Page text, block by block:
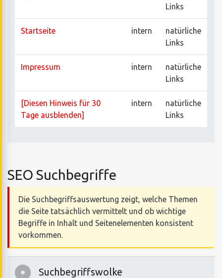
Links
Startseite intern
natürliche
Links
Impressum intern
natürliche
Links
[Diesen Hinweis für 30
Tage ausblenden]
intern
natürliche
Links
SEO Suchbegriffe
Die Suchbegriffsauswertung zeigt, welche Themen
die Seite tatsächlich vermittelt und ob wichtige
Begriffe in Inhalt und Seitenelementen konsistent
vorkommen.
Suchbegriffswolke